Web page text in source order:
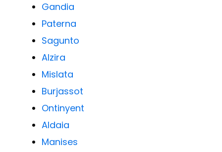
Gandia
Paterna
Sagunto
Alzira
Mislata
Burjassot
Ontinyent
Aldaia
Manises